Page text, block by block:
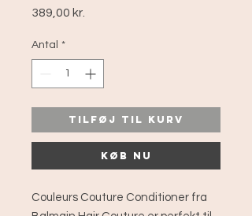
389,00 kr.
Antal *
Tilføj til kurv
Køb nu
Couleurs Couture Conditioner fra